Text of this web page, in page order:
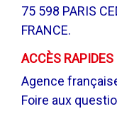
75 598 PARIS
FRANCE.
ACCÈS RAPIDES
Agence
Foire aux